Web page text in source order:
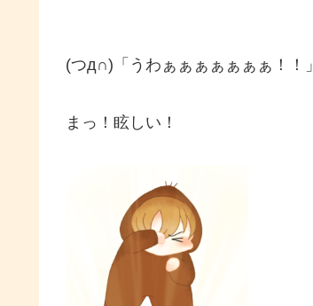
(つд∩)「うわぁぁぁぁぁぁぁ！！」
まっ！眩しい！